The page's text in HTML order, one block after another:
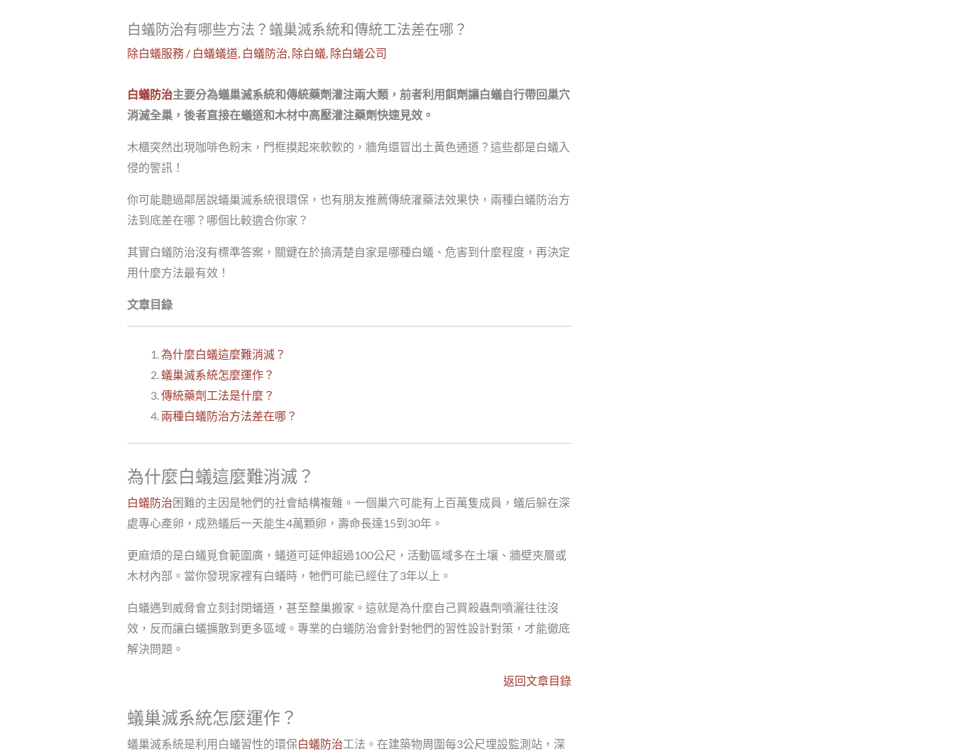
白蟻防治有哪些方法？蟻巢滅系統和傳統工法差在哪？
除白蟻服務/ 白蟻蟻道, 白蟻防治, 除白蟻, 除白蟻公司
白蟻防治主要分為蟻巢滅系統和傳統藥劑灌注兩大類，前者利用餌劑讓白蟻自行帶回巢穴
消滅全巢，後者直接在蟻道和木材中高壓灌注藥劑快速見效。
木櫃突然出現咖啡色粉末，門框摸起來軟軟的，牆角還冒出土黃色通道？這些都是白蟻入
侵的警訊！
你可能聽過鄰居說蟻巢滅系統很環保，也有朋友推薦傳統灌藥法效果快，兩種白蟻防治方
法到底差在哪？哪個比較適合你家？
其實白蟻防治沒有標準答案，關鍵在於搞清楚自家是哪種白蟻、危害到什麼程度，再決定
用什麼方法最有效！
文章目錄
為什麼白蟻這麼難消滅？
蟻巢滅系統怎麼運作？
傳統藥劑工法是什麼？
兩種白蟻防治方法差在哪？
為什麼白蟻這麼難消滅？
白蟻防治困難的主因是牠們的社會結構複雜。一個巢穴可能有上百萬隻成員，蟻后躲在深
處專心產卵，成熟蟻后一天能生4萬顆卵，壽命長達15到30年。
更麻煩的是白蟻覓食範圍廣，蟻道可延伸超過100公尺，活動區域多在土壤、牆壁夾層或
木材內部。當你發現家裡有白蟻時，牠們可能已經住了3年以上。
白蟻遇到威脅會立刻封閉蟻道，甚至整巢搬家。這就是為什麼自己買殺蟲劑噴灑往往沒
效，反而讓白蟻擴散到更多區域。專業的白蟻防治會針對牠們的習性設計對策，才能徹底
解決問題。
返回文章目錄
蟻巢滅系統怎麼運作？
蟻巢滅系統是利用白蟻習性的環保白蟻防治工法。在建築物周圍每3公尺埋設監測站，深